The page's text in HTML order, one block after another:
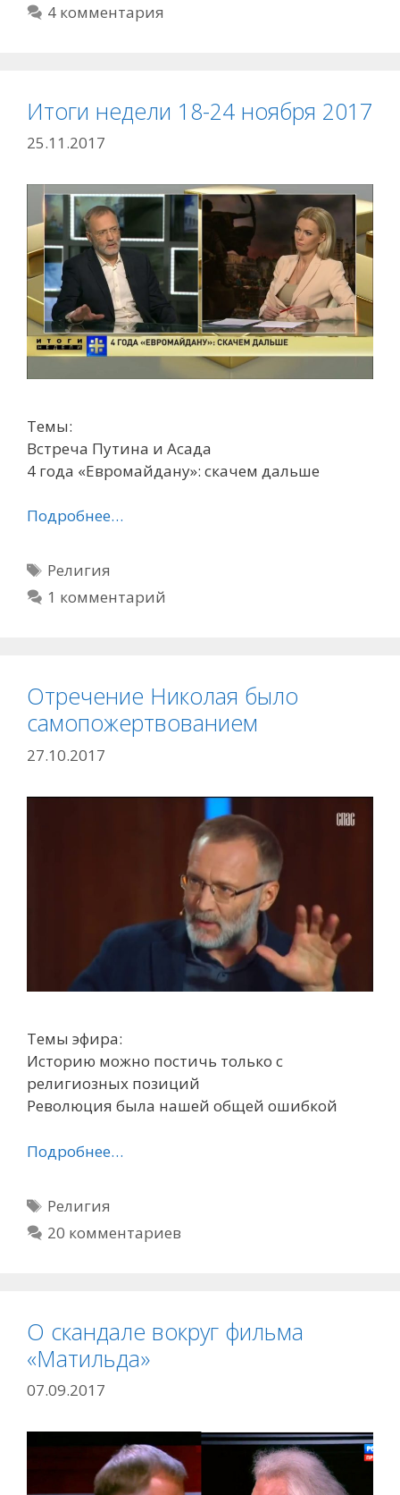
4 комментария
Итоги недели 18-24 ноября 2017
25.11.2017
Темы:
Встреча Путина и Асада
4 года «Евромайдану»: скачем дальше
Подробнее…
Метки
Религия
1 комментарий
Отречение Николая было
самопожертвованием
27.10.2017
Темы эфира:
Историю можно постичь только с
религиозных позиций
Революция была нашей общей ошибкой
Подробнее…
Метки
Религия
20 комментариев
О скандале вокруг фильма
«Матильда»
07.09.2017